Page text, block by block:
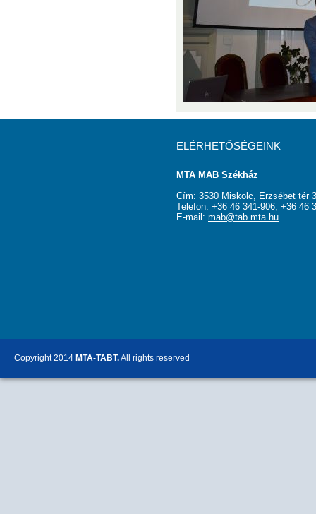
ELÉRHETŐSÉGEINK
MTA MAB Székház
Cím: 3530 Miskolc, Erzsébet tér
Telefon: +36 46 341-906; +36 46
E-mail: mab@tab.mta.hu
Copyright 2014 MTA-TABT.All rights reserved